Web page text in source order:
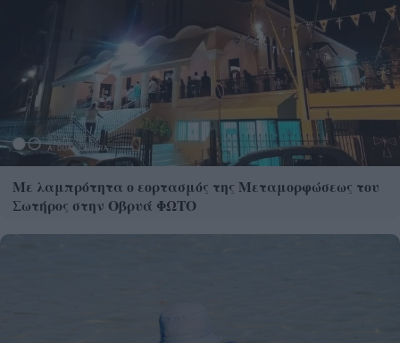
Με λαμπρότητα ο εορτασμός της Μεταμορφώσεως του
Σωτήρος στην Οβρυά ΦΩΤΟ